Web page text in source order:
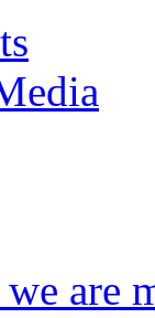
are